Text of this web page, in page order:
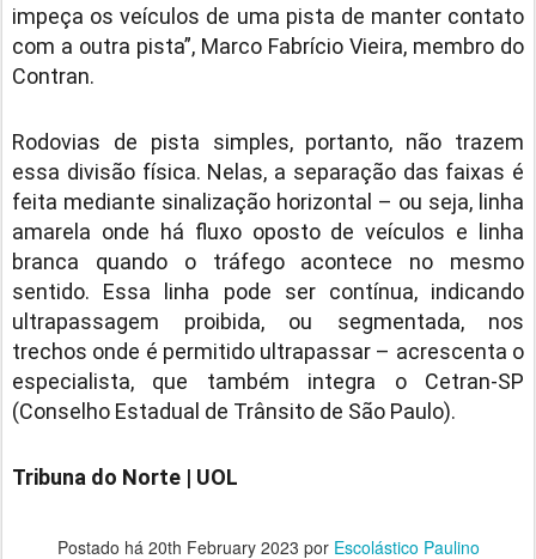
impeça os veículos de uma pista de manter contato
com a outra pista”, Marco Fabrício Vieira, membro do
Contran.
Rodovias de pista simples, portanto, não trazem
essa divisão física. Nelas, a separação das faixas é
feita mediante sinalização horizontal – ou seja, linha
amarela onde há fluxo oposto de veículos e linha
branca quando o tráfego acontece no mesmo
sentido. Essa linha pode ser contínua, indicando
ultrapassagem proibida, ou segmentada, nos
trechos onde é permitido ultrapassar – acrescenta o
especialista, que também integra o Cetran-SP
(Conselho Estadual de Trânsito de São Paulo).
Tribuna do Norte | UOL
Postado há 20th February 2023 por Escolástico Paulino